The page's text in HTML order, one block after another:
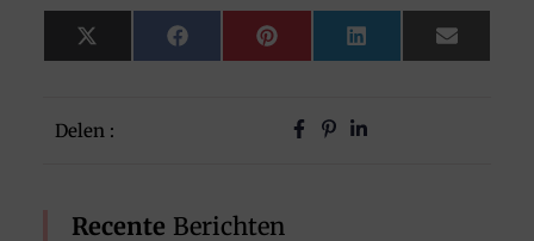
Delen :
Recente Berichten
X
(Twitter)
FacebookPinterestLinkedInEmail